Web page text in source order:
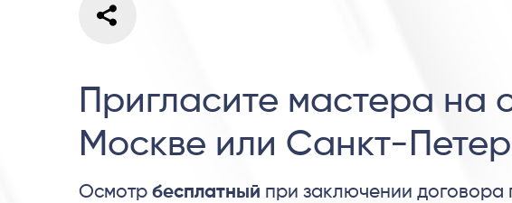
Пригласите мастера на
Москве или Санкт-
Осмотр бесплатный при заключении договора